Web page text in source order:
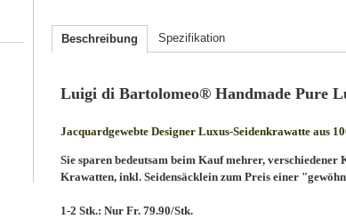
Beschreibung Spezifikation
Luigi di Bartolomeo® Handmade Pure
Jacquardgewebte Designer Luxus-Seidenkrawatte aus
Sie sparen bedeutsam beim Kauf mehrer,
Krawatten, inkl. Seidensäcklein zum Preis einer
1-2 Stk.: Nur Fr. 79.90/Stk.